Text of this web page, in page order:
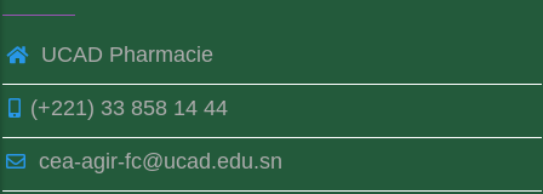
UCAD Pharmacie
(+221) 33 858 14 44
cea-agir-fc@ucad.edu.sn